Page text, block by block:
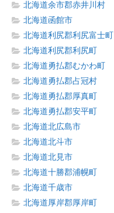
北海道余市郡赤井川村
北海道函館市
北海道利尻郡利尻富士町
北海道利尻郡利尻町
北海道勇払郡むかわ町
北海道勇払郡占冠村
北海道勇払郡厚真町
北海道勇払郡安平町
北海道北広島市
北海道北斗市
北海道北見市
北海道十勝郡浦幌町
北海道千歳市
北海道厚岸郡厚岸町